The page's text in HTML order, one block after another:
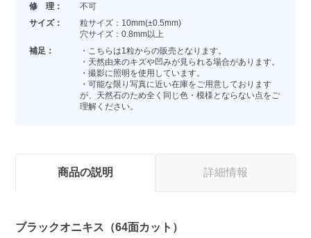
修 理：
不可
サイズ：
粒サイズ：10mm(±0.5mm)
穴サイズ：0.8mm以上
補足：
・こちらは1粒からの販売となります。
・天然由来のキズや凹みが見られる場合があります。
・撮影に照明を使用しています。
・可能な限り写真に近い在庫をご用意しております
が、天然石のため全く同じ色・模様とならない点をご
理解ください。
商品の説明 詳細情報
ブラックオニキス（64面カット）